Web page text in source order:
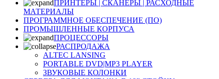
ПРИНТЕРЫ | СКАНЕРЫ | РАСХОДНЫЕ
МАТЕРИАЛЫ
ПРОГРАММНОЕ ОБЕСПЕЧЕНИЕ (ПО)
ПРОМЫШЛЕННЫЕ КОРПУСА
ПРОЦЕССОРЫ
РАСПРОДАЖА
ALTEC LANSING
PORTABLE DVD|MP3 PLAYER
ЗВУКОВЫЕ КОЛОНКИ